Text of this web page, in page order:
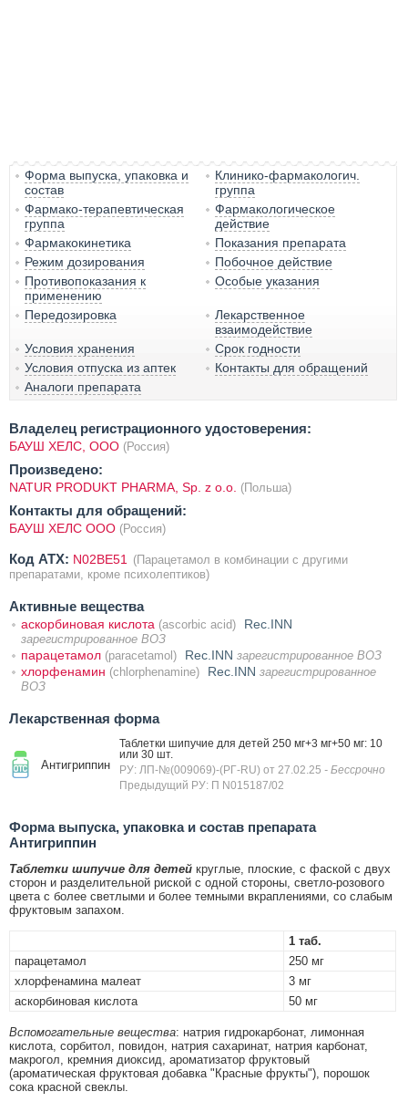
Форма выпуска, упаковка и
состав
Клинико-фармакологич.
группа
Фармако-терапевтическая
группа
Фармакологическое
действие
Фармакокинетика
Показания препарата
Режим дозирования
Побочное действие
Противопоказания к
применению
Особые указания
Передозировка
Лекарственное
взаимодействие
Условия хранения
Срок годности
Условия отпуска из аптек
Контакты для обращений
Аналоги препарата
Владелец регистрационного удостоверения:
БАУШ ХЕЛС, ООО (Россия)
Произведено:
NATUR PRODUKT PHARMA, Sp. z o.o. (Польша)
Контакты для обращений:
БАУШ ХЕЛС ООО (Россия)
Код ATX: N02BE51 (Парацетамол в комбинации с другими
препаратами, кроме психолептиков)
Активные вещества
аскорбиновая кислота (ascorbic acid) Rec.INN
зарегистрированное ВОЗ
парацетамол (paracetamol) Rec.INN зарегистрированное ВОЗ
хлорфенамин (chlorphenamine) Rec.INN зарегистрированное
ВОЗ
Лекарственная форма
Антигриппин
Таблетки шипучие для детей 250 мг+3 мг+50 мг: 10
или 30 шт.
РУ: ЛП-№(009069)-(РГ-RU) от 27.02.25 - Бессрочно
Предыдущий РУ: П N015187/02
Форма выпуска, упаковка и состав препарата
Антигриппин
Таблетки шипучие для детей круглые, плоские, с фаской с двух
сторон и разделительной риской с одной стороны, светло-розового
цвета с более светлыми и более темными вкраплениями, со слабым
фруктовым запахом.
1 таб.
парацетамол
250 мг
хлорфенамина малеат
3 мг
аскорбиновая кислота
50 мг
Вспомогательные вещества: натрия гидрокарбонат, лимонная
кислота, сорбитол, повидон, натрия сахаринат, натрия карбонат,
макрогол, кремния диоксид, ароматизатор фруктовый
(ароматическая фруктовая добавка "Красные фрукты"), порошок
сока красной свеклы.